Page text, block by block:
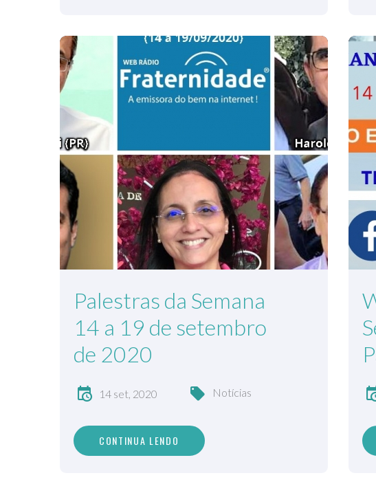
Palestras da Semana
14 a 19 de setembro
de 2020
14 set, 2020 Notícias
CONTINUA LENDO